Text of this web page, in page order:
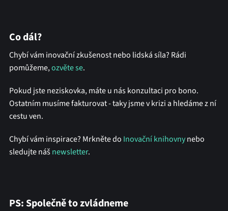
Co dál?
Chybí vám inovační zkušenost nebo lidská síla? Rádi
pomůžeme,ozvěte se.
Pokud jste neziskovka, máte u nás konzultaci pro bono.
Ostatním musíme fakturovat - taky jsme v krizi a hledáme z ní
cestu ven.
Chybí vám inspirace? Mrkněte do Inovační knihovnynebo
sledujte nášnewsletter.
PS: Společně to zvládneme